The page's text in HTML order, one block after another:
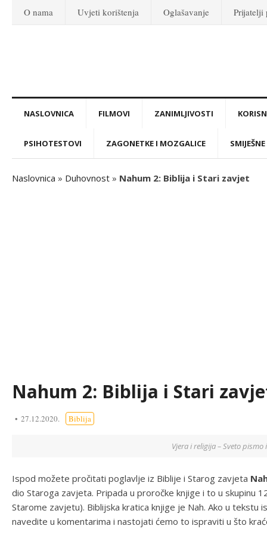
O nama Uvjeti korištenja Oglašavanje Prijatelji
NASLOVNICA FILMOVI ZANIMLJIVOSTI
PSIHOTESTOVI ZAGONETKE I MOZGALICE
Naslovnica » Duhovnost » Nahum 2: Biblija i Stari zavjet
Nahum 2: Biblija i Stari
27.12.2020. Biblija
Vjera i religija – Sveto pismo
Ispod možete pročitati poglavlje iz Biblije i Starog zavjeta
dio Staroga zavjeta. Pripada u proročke knjige i to u skupinu
Starome zavjetu). Biblijska kratica knjige je Nah. Ako u
navedite u komentarima i nastojati ćemo to ispraviti u što